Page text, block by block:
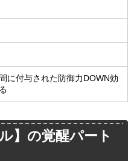
に付与された防御力DOWN効
】の覚醒パート